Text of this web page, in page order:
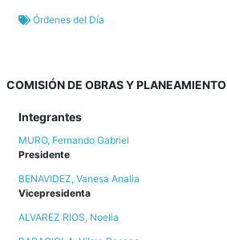
Órdenes del Día
COMISIÓN DE OBRAS Y PLANEAMIENTO
Integrantes
MURO, Fernando Gabriel
Presidente
BENAVIDEZ, Vanesa Analia
Vicepresidenta
ALVAREZ RIOS, Noelia